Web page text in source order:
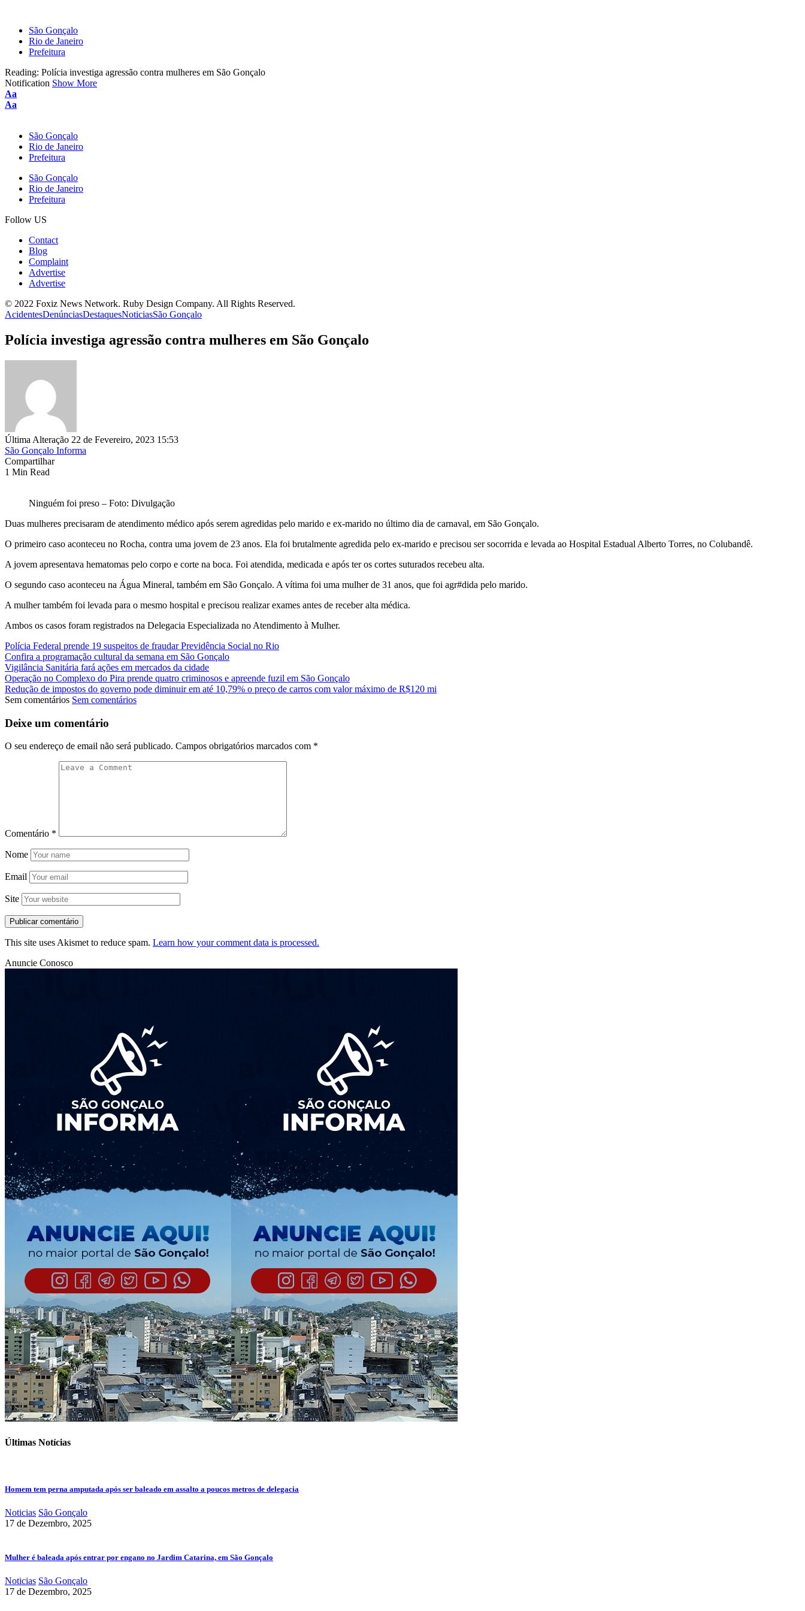
São Gonçalo
Rio de Janeiro
Prefeitura
Reading: Polícia investiga agressão contra mulheres em São Gonçalo
Notification Show More
Aa
Aa
São Gonçalo
Rio de Janeiro
Prefeitura
São Gonçalo
Rio de Janeiro
Prefeitura
Follow US
Contact
Blog
Complaint
Advertise
Advertise
© 2022 Foxiz News Network. Ruby Design Company. All Rights Reserved.
AcidentesDenúnciasDestaquesNoticiasSão Gonçalo
Polícia investiga agressão contra mulheres em São Gonçalo
Última Alteração 22 de Fevereiro, 2023 15:53
São Gonçalo Informa
Compartilhar
1 Min Read
Ninguém foi preso – Foto: Divulgação
Duas mulheres precisaram de atendimento médico após serem agredidas pelo marido e ex-marido no último dia de carnaval, em São Gonçalo.
O primeiro caso aconteceu no Rocha, contra uma jovem de 23 anos. Ela foi brutalmente agredida pelo ex-marido e precisou ser socorrida e levada ao Hospital Estadual Alberto Torres, no Colubandê.
A jovem apresentava hematomas pelo corpo e corte na boca. Foi atendida, medicada e após ter os cortes suturados recebeu alta.
O segundo caso aconteceu na Água Mineral, também em São Gonçalo. A vítima foi uma mulher de 31 anos, que foi agr#dida pelo marido.
A mulher também foi levada para o mesmo hospital e precisou realizar exames antes de receber alta médica.
Ambos os casos foram registrados na Delegacia Especializada no Atendimento à Mulher.
Polícia Federal prende 19 suspeitos de fraudar Previdência Social no Rio
Confira a programação cultural da semana em São Gonçalo
Vigilância Sanitária fará ações em mercados da cidade
Operação no Complexo do Pira prende quatro criminosos e apreende fuzil em São Gonçalo
Redução de impostos do governo pode diminuir em até 10,79% o preço de carros com valor máximo de R$120 mi
Sem comentários Sem comentários
Deixe um comentário
O seu endereço de email não será publicado. Campos obrigatórios marcados com *
Comentário *
Nome
Email
Site
This site uses Akismet to reduce spam. Learn how your comment data is processed.
Anuncie Conosco
Últimas Notícias
Homem tem perna amputada após ser baleado em assalto a poucos metros de delegacia
Noticias São Gonçalo
17 de Dezembro, 2025
Mulher é baleada após entrar por engano no Jardim Catarina, em São Gonçalo
Noticias São Gonçalo
17 de Dezembro, 2025